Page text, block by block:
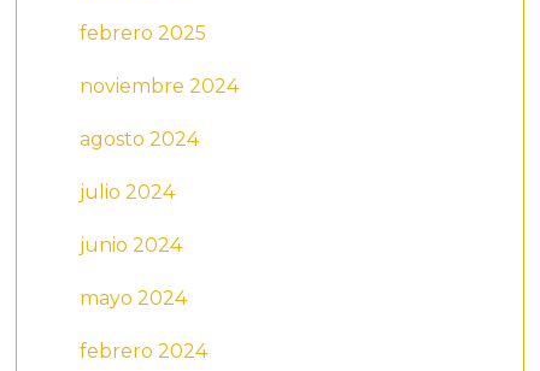
febrero 2025
noviembre 2024
agosto 2024
julio 2024
junio 2024
mayo 2024
febrero 2024